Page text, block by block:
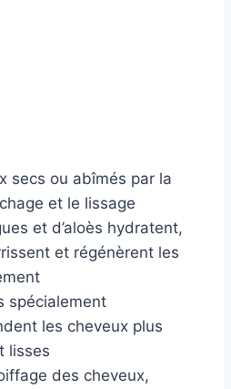
secs ou abîmés par la
et le lissage
et d’aloès hydratent,
et régénèrent les
spécialement
les cheveux plus
lisses
des cheveux,